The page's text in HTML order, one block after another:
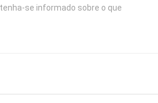
se informado sobre o que